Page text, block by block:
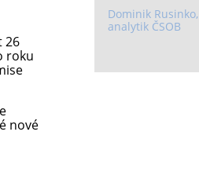
26
roku
nové
Dominik Rusinko,
analytik ČSOB